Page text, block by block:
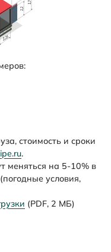
стоимость и сроки
.
меняться на 5-10% в
условия,
(PDF, 2 МБ)